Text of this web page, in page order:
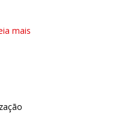
mais